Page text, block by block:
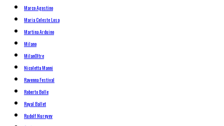
Marco Agostino
Maria Celeste Losa
Martina Arduino
Milano
MilanOltre
Nicoletta Manni
Ravenna Festival
Roberto Bolle
Royal Ballet
Rudolf Nureyev